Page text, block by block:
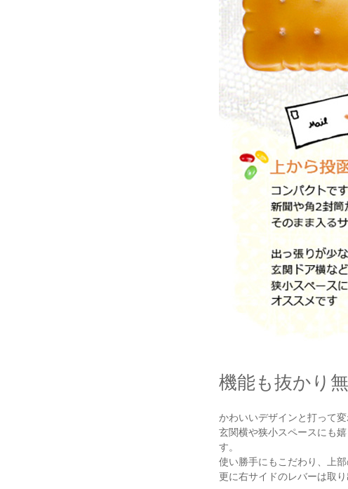
機能も抜かり
かわいいデザインと打って
玄関横や狭小スペースにも
す。
使い勝手にもこだわり、上
更に右サイドのレバーは取